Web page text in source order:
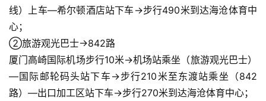
线）上车—希尔顿酒店站下车→步行490米到达海沧体育中
心；
②旅游观光巴士→842路
厦门高崎国际机场步行10米→机场站乘坐（旅游观光巴士）
—国际邮轮码头站下车→步行210米至东渡站乘坐（842
路）—出口加工区站下车→步行270米到达海沧体育中心；